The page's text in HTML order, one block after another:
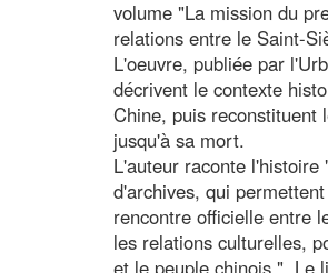
volume "La mission du
relations entre le Saint-
L'oeuvre, publiée par
décrivent le contexte
Chine, puis reconstituent
jusqu'à sa mort.
L'auteur raconte
d'archives, qui
rencontre officielle entre
les relations culturelles,
et le peuple chinois ". Le